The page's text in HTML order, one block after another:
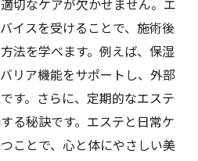
切なケアが欠かせません。エ
イスを受けることで、施術後
法を学べます。例えば、保湿
リア機能をサポートし、外部
す。さらに、定期的なエステ
る秘訣です。エステと日常ケ
ことで、心と体にやさしい美